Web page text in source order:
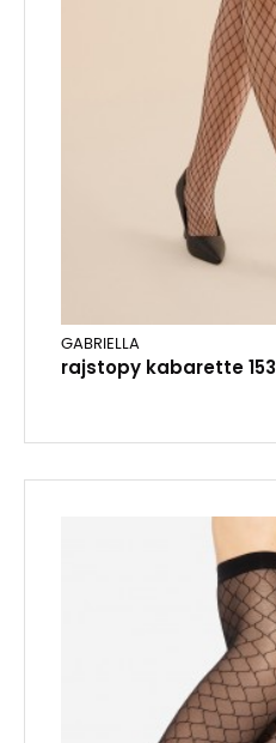
GABRIELLA
rajstopy kabarette 153